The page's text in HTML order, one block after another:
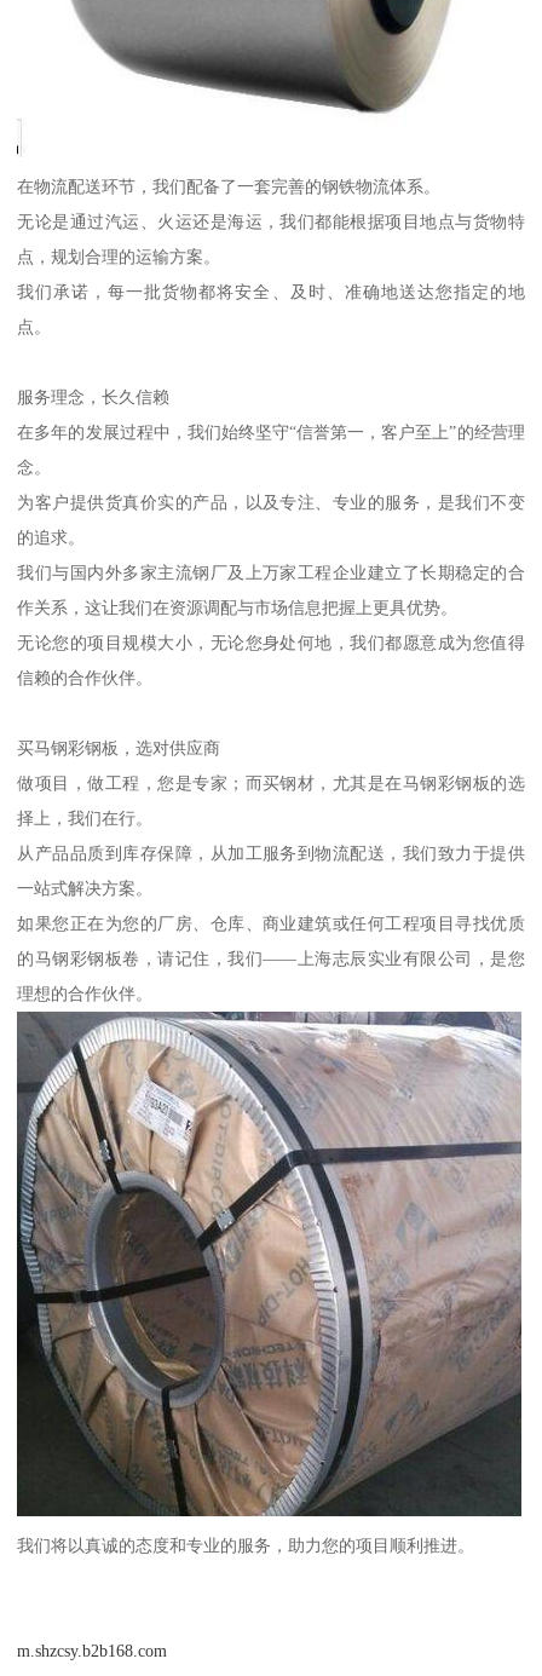
在物流配送环节，我们配备了一套完善的钢铁物流体系。
无论是通过汽运、火运还是海运，我们都能根据项目地点与货物特
点，规划合理的运输方案。
我们承诺，每一批货物都将安全、及时、准确地送达您指定的地
点。
服务理念，长久信赖
在多年的发展过程中，我们始终坚守“信誉第一，客户至上”的经营理
念。
为客户提供货真价实的产品，以及专注、专业的服务，是我们不变
的追求。
我们与国内外多家主流钢厂及上万家工程企业建立了长期稳定的合
作关系，这让我们在资源调配与市场信息把握上更具优势。
无论您的项目规模大小，无论您身处何地，我们都愿意成为您值得
信赖的合作伙伴。
买马钢彩钢板，选对供应商
做项目，做工程，您是专家；而买钢材，尤其是在马钢彩钢板的选
择上，我们在行。
从产品品质到库存保障，从加工服务到物流配送，我们致力于提供
一站式解决方案。
如果您正在为您的厂房、仓库、商业建筑或任何工程项目寻找优质
的马钢彩钢板卷，请记住，我们——上海志辰实业有限公司，是您
理想的合作伙伴。
我们将以真诚的态度和专业的服务，助力您的项目顺利推进。
m.shzcsy.b2b168.com